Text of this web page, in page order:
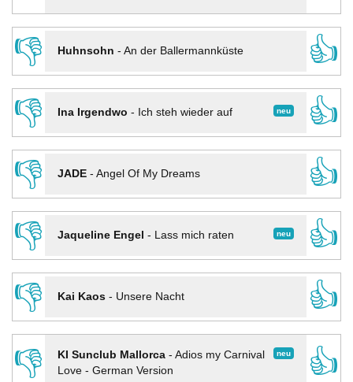
👎
Huhnsohn - An der Ballermannküste
👍
👎
neu
Ina Irgendwo - Ich steh wieder auf
👍
👎
JADE- Angel Of My Dreams
👍
👎
neu
Jaqueline Engel - Lass mich raten
👍
👎
Kai Kaos- Unsere Nacht
👍
👎
neu
KI Sunclub Mallorca- Adios my Carnival
Love - German Version
👍